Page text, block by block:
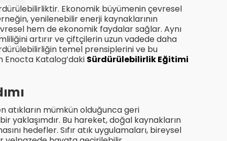
Ekonomik büyümenin çevresel
yenilenebilir enerji kaynaklarının
hem de ekonomik faydalar sağlar. Aynı
artırır ve çiftçilerin uzun vadede daha
temel prensiplerini ve bu
Enocta Katalog’daki Sürdürülebilirlik Eğitimi
atıkların mümkün olduğunca geri
yaklaşımdır. Bu hareket, doğal kaynakların
hedefler. Sıfır atık uygulamaları, bireysel